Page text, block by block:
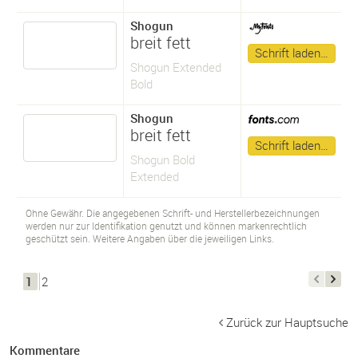
Shogun
breit fett
Shogun Extended
Bold
Schrift laden…
Shogun
breit fett
Shogun Bold
Extended
Schrift laden…
Ohne Gewähr. Die angegebenen Schrift- und Herstellerbezeichnungen
werden nur zur Identifikation genutzt und können markenrechtlich
geschützt sein. Weitere Angaben über die jeweiligen Links.
1 2
Zurück zur Hauptsuche
Kommentare